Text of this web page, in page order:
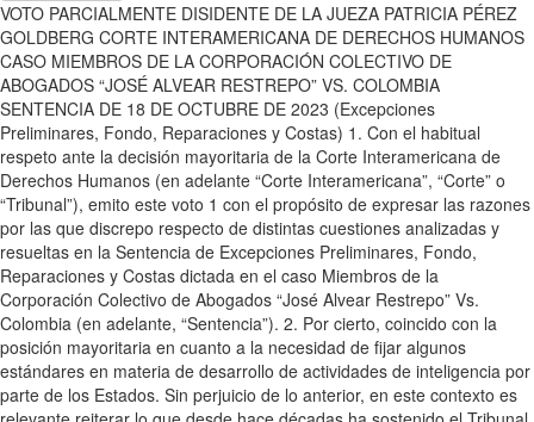
VOTO PARCIALMENTE DISIDENTE DE LA JUEZA PATRICIA PÉREZ
GOLDBERG CORTE INTERAMERICANA DE DERECHOS HUMANOS
CASO MIEMBROS DE LA CORPORACIÓN COLECTIVO DE
ABOGADOS “JOSÉ ALVEAR RESTREPO” VS. COLOMBIA
SENTENCIA DE 18 DE OCTUBRE DE 2023 (Excepciones
Preliminares, Fondo, Reparaciones y Costas) 1. Con el habitual
respeto ante la decisión mayoritaria de la Corte Interamericana de
Derechos Humanos (en adelante “Corte Interamericana”, “Corte” o
“Tribunal”), emito este voto 1 con el propósito de expresar las razones
por las que discrepo respecto de distintas cuestiones analizadas y
resueltas en la Sentencia de Excepciones Preliminares, Fondo,
Reparaciones y Costas dictada en el caso Miembros de la
Corporación Colectivo de Abogados “José Alvear Restrepo” Vs.
Colombia (en adelante, “Sentencia”). 2. Por cierto, coincido con la
posición mayoritaria en cuanto a la necesidad de fijar algunos
estándares en materia de desarrollo de actividades de inteligencia por
parte de los Estados. Sin perjuicio de lo anterior, en este contexto es